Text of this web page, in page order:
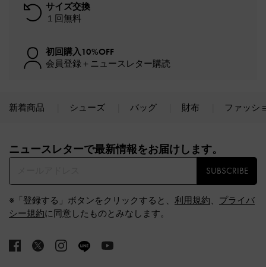
サイズ交換
１回無料
初回購入10%OFF
会員登録＋ニュースレター購読
新着商品 シューズ バッグ 財布 ファッシ
ニュースレターで最新情報をお届けします。​
SUBSCRIBE
※「登録する」ボタンをクリックすると、 利用規約、 プライバ
シー規約に同意したものとみなします。